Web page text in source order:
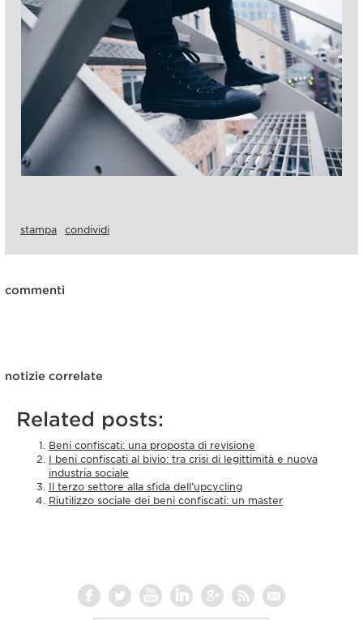
stampa condividi
commenti
notizie correlate
Related posts:
Beni confiscati: una proposta di revisione
I beni confiscati al bivio: tra crisi di legittimità e nuova
industria sociale
Il terzo settore alla sfida dell’upcycling
Riutilizzo sociale dei beni confiscati: un master